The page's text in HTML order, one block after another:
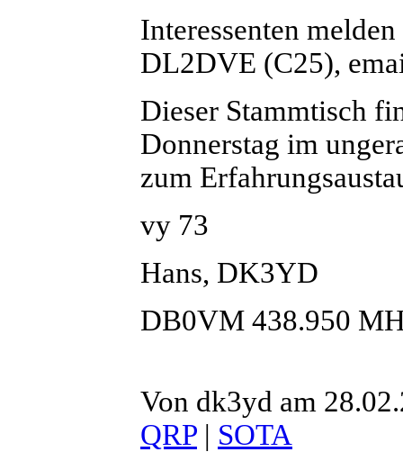
Interessenten
DL2DVE (C25),
Dieser Stammtisch
Donnerstag im
zum
vy 73
Hans, DK3YD
DB0VM 438.950
Von dk3yd am
QRP | SOTA